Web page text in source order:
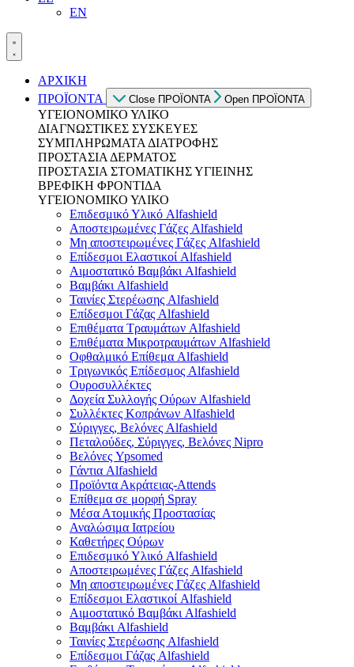
EN
ΑΡΧΙΚΗ
ΠΡΟΪΟΝΤΑ
Close ΠΡΟΪΟΝΤΑ Open ΠΡΟΪΟΝΤΑ
ΥΓΕΙΟΝΟΜΙΚΟ ΥΛΙΚΟ
ΔΙΑΓΝΩΣΤΙΚΕΣ ΣΥΣΚΕΥΕΣ
ΣΥΜΠΛΗΡΩΜΑΤΑ ΔΙΑΤΡΟΦΗΣ
ΠΡΟΣΤΑΣΙΑ ΔΕΡΜΑΤΟΣ
ΠΡΟΣΤΑΣΙΑ ΣΤΟΜΑΤΙΚΗΣ ΥΓΙΕΙΝΗΣ
ΒΡΕΦΙΚΗ ΦΡΟΝΤΙΔΑ
ΥΓΕΙΟΝΟΜΙΚΟ ΥΛΙΚΟ
Επιδεσμικό Υλικό Alfashield
Αποστειρωμένες Γάζες Alfashield
Μη αποστειρωμένες Γάζες Alfashield
Επίδεσμοι Ελαστικοί Alfashield
Αιμοστατικό Βαμβάκι Alfashield
Βαμβάκι Alfashield
Ταινίες Στερέωσης Alfashield
Επίδεσμοι Γάζας Alfashield
Επιθέματα Τραυμάτων Alfashield
Επιθέματα Μικροτραυμάτων Alfashield
Οφθαλμικό Eπίθεμα Alfashield
Τριγωνικός Επίδεσμος Alfashield
Ουροσυλλέκτες
Δοχεία Συλλογής Ούρων Alfashield
Συλλέκτες Κοπράνων Alfashield
Σύριγγες, Βελόνες Alfashield
Πεταλούδες, Σύριγγες, Βελόνες Nipro
Βελόνες Ypsomed
Γάντια Alfashield
Προϊόντα Ακράτειας-Attends
Επίθεμα σε μορφή Spray
Μέσα Ατομικής Προστασίας
Αναλώσιμα Ιατρείου
Καθετήρες Ούρων
Επιδεσμικό Υλικό Alfashield
Αποστειρωμένες Γάζες Alfashield
Μη αποστειρωμένες Γάζες Alfashield
Επίδεσμοι Ελαστικοί Alfashield
Αιμοστατικό Βαμβάκι Alfashield
Βαμβάκι Alfashield
Ταινίες Στερέωσης Alfashield
Επίδεσμοι Γάζας Alfashield